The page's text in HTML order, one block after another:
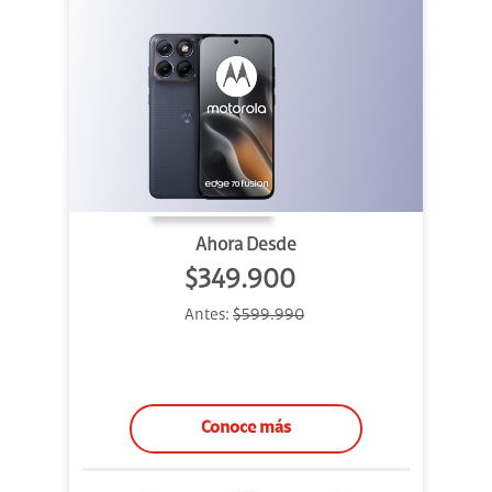
Ahora Desde
$349.900
Antes: $599.990
Conoce más